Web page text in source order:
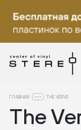
ГЛАВНАЯ THE VERVE
The